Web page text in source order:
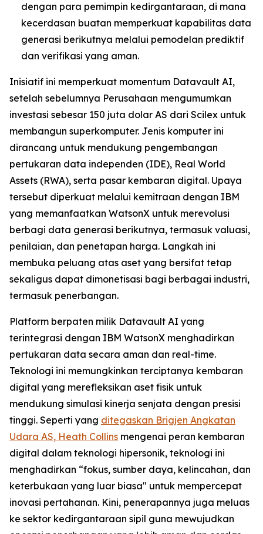
dengan para pemimpin kedirgantaraan, di mana
kecerdasan buatan memperkuat kapabilitas data
generasi berikutnya melalui pemodelan prediktif
dan verifikasi yang aman.
Inisiatif ini memperkuat momentum Datavault AI,
setelah sebelumnya Perusahaan mengumumkan
investasi sebesar 150 juta dolar AS dari Scilex untuk
membangun superkomputer. Jenis komputer ini
dirancang untuk mendukung pengembangan
pertukaran data independen (IDE), Real World
Assets (RWA), serta pasar kembaran digital. Upaya
tersebut diperkuat melalui kemitraan dengan IBM
yang memanfaatkan WatsonX untuk merevolusi
berbagi data generasi berikutnya, termasuk valuasi,
penilaian, dan penetapan harga. Langkah ini
membuka peluang atas aset yang bersifat tetap
sekaligus dapat dimonetisasi bagi berbagai industri,
termasuk penerbangan.
Platform berpaten milik Datavault AI yang
terintegrasi dengan IBM WatsonX menghadirkan
pertukaran data secara aman dan real-time.
Teknologi ini memungkinkan terciptanya kembaran
digital yang merefleksikan aset fisik untuk
mendukung simulasi kinerja senjata dengan presisi
tinggi. Seperti yang ditegaskan Brigjen Angkatan
Udara AS, Heath Collins mengenai peran kembaran
digital dalam teknologi hipersonik, teknologi ini
menghadirkan “fokus, sumber daya, kelincahan, dan
keterbukaan yang luar biasa" untuk mempercepat
inovasi pertahanan. Kini, penerapannya juga meluas
ke sektor kedirgantaraan sipil guna mewujudkan